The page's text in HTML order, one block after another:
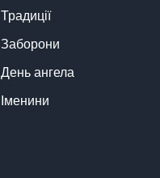
Традиції
Заборони
День ангела
Іменини